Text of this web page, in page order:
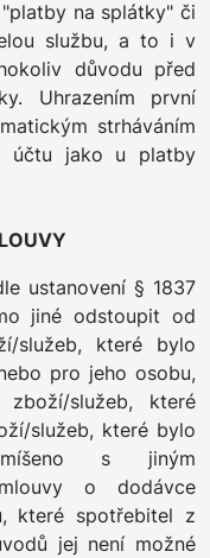
na splátky" či
službu, a to i v
důvodu před
Uhrazením první
strháváním
účtu jako u platby
ustanovení § 1837
jiné odstoupit od
služeb, které bylo
pro jeho osobu,
služeb, které
služeb, které bylo
s jiným
o dodávce
které spotřebitel z
jej není možné